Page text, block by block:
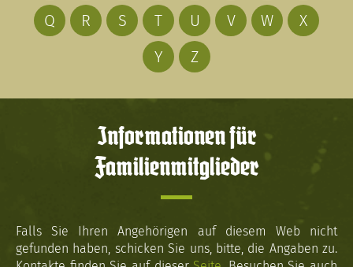
Q
R S T U V W
X
Y
Z
Informationen für
Familienmitglieder
Falls Sie Ihren Angehörigen auf diesem Web nicht
gefunden haben, schicken Sie uns, bitte, die Angaben zu.